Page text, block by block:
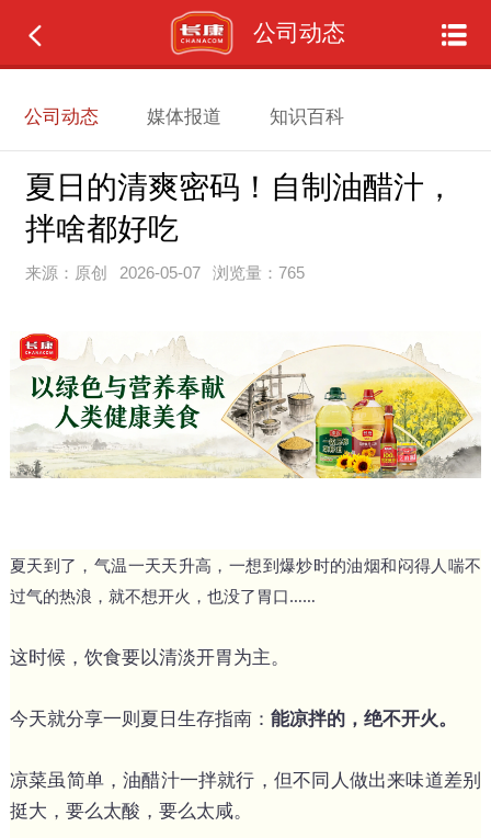
公司动态
公司动态 媒体报道 知识百科
夏日的清爽密码！自制油醋汁，
拌啥都好吃
来源：原创 2026-05-07 浏览量：765
夏天到了，气温一天天升高，一想到爆炒时的油烟和闷得人喘不
过气的热浪，就不想开火，也没了胃口……
这时候，饮食要以清淡开胃为主。
今天就分享一则夏日生存指南： 能凉拌的，绝不开火。
凉菜虽简单，油醋汁一拌就行，但不同人做出来味道差别
挺大，要么太酸，要么太咸。